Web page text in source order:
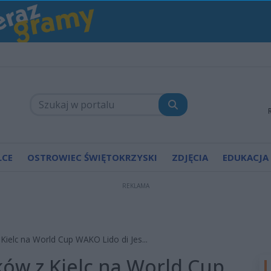
OSTROWIEC ŚWIĘTOKRZYSKI ZDJĘCIA EDUKACJA
REKLAMA
na World Cup WAKO Lido di Jes...